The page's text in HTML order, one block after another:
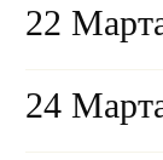
22
24